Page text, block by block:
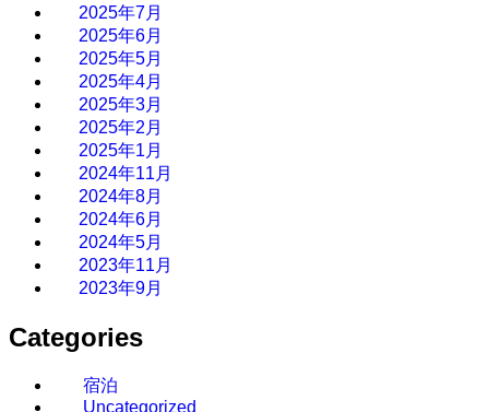
2025年7月
2025年6月
2025年5月
2025年4月
2025年3月
2025年2月
2025年1月
2024年11月
2024年8月
2024年6月
2024年5月
2023年11月
2023年9月
Categories
宿泊
Uncategorized